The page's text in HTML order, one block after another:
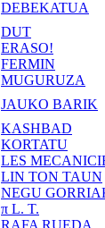
DEBEKATUA
DUT
ERASO!
FERMIN
MUGURUZA
JAUKO BARIK
KASHBAD
KORTATU
LES
LIN TON TAUN
NEGU
π L. T.
RAFA RUEDA